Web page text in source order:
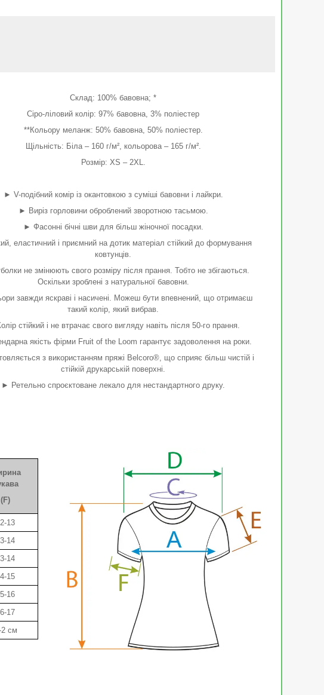
Склад: 100% бавовна; *
Сіро-ліловий колір: 97% бавовна, 3% поліестер
**Кольору меланж: 50% бавовна, 50% поліестер.
Щільність: Біла – 160 г/м², кольорова – 165 г/м².
Розмір: XS – 2XL.
► V-подібний комір із окантовкою з суміші бавовни і лайкри.
► Виріз горловини оброблений зворотною тасьмою.
► Фасонні бічні шви для більш жіночної посадки.
еластичний і приємний на дотик матеріал стійкий до формування
ковтунців.
не змінюють свого розміру після прання. Тобто не збігаються.
Оскільки зроблені з натуральної бавовни.
завжди яскраві і насичені. Можеш бути впевнений, що отримаєш
такий колір, який вибрав.
стійкий і не втрачає свого вигляду навіть після 50-го прання.
якість фірми Fruit of the Loom гарантує задоволення на роки.
з використанням пряжі Belcoro®, що сприяє більш чистій і
стійкій друкарській поверхні.
► Ретельно спроєктоване лекало для нестандартного друку.
(F)
13
14
14
15
16
17
см